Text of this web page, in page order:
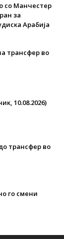
со Манчестер
за
Арабија
трансфер во
10.08.2026)
трансфер во
го смени